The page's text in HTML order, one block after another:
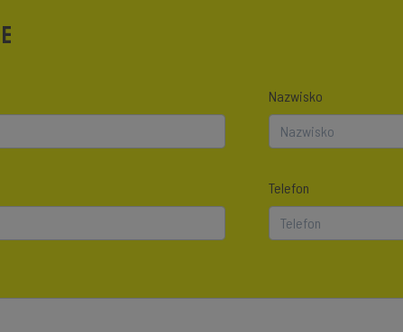
Nazwisko
Telefon